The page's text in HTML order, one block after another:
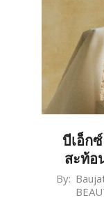
บีเอ็ก
สะท้อ
2026-
By: